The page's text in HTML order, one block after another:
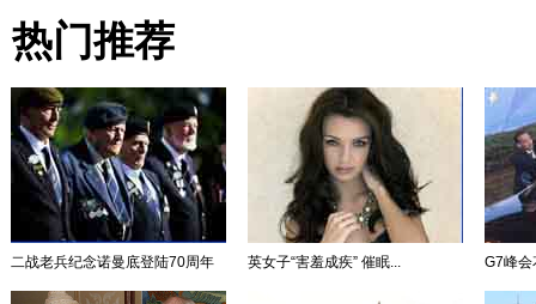
热门推荐
二战老兵纪念诺曼底登陆70周年 英女子“害羞成疾” 催眠... G7峰会